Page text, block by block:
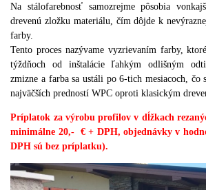
Na stálofarebnosť samozrejme pôsobia
drevenú zložku materiálu, čím dôjde k
farby.
Tento proces nazývame vyzrievaním farby,
týždňoch od inštalácie ľahkým odlišným
zmizne a farba sa ustáli po 6-tich mesiacoch, čo
najväčších predností WPC oproti klasickým
Príplatok za výrobu profilov v dĺžkach
minimálne 20,- € + DPH, objednávky v
DPH sú bez príplatku).